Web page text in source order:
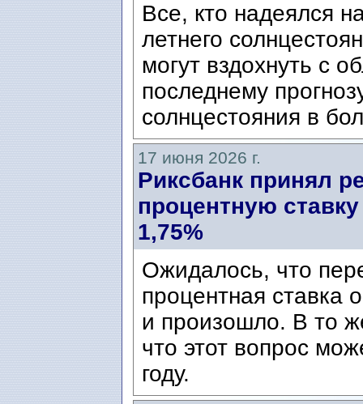
Все, кто надеялся
летнего
могут вздохнуть с
последнему
солнцестояния в
17 июня 2026 г.
Риксбанк принял
процентную
1,75%
Ожидалось, что
процентная ставка
и произошло. В то
что этот вопрос
году.